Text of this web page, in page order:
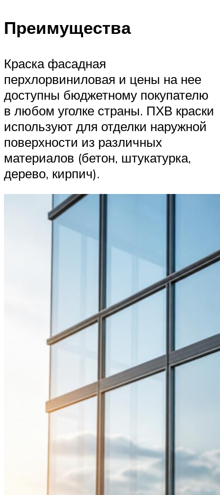
Преимущества
Краска фасадная
перхлорвиниловая и цены на нее
доступны бюджетному покупателю
в любом уголке страны. ПХВ краски
используют для отделки наружной
поверхности из различных
материалов (бетон, штукатурка,
дерево, кирпич).